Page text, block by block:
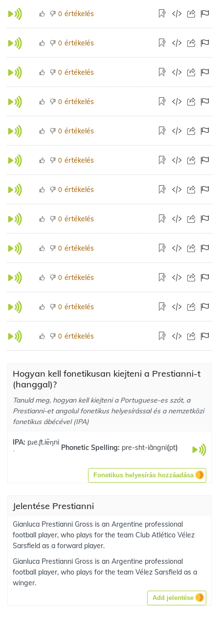
0 értékelés
0 értékelés
0 értékelés
0 értékelés
0 értékelés
0 értékelés
0 értékelés
0 értékelés
0 értékelés
0 értékelés
0 értékelés
0 értékelés
Hogyan kell fonetikusan kiejteni a Prestianni-t
(hanggal)?
Tanuld meg, hogyan kell kiejteni a Portuguese-es szót, a
Prestianni-et angolul fonetikus helyesírással és a nemzetközi
fonetikus ábécével (IPA)
IPA: pɹe.ʃt.iɐ̃ŋni
ˈ
Phonetic Spelling: pre-sht-iãngni(pt)
Fonetikus helyesírás hozzáadása
Jelentése Prestianni
Gianluca Prestianni Gross is an Argentine professional
football player, who plays for the team Club Atlético Vélez
Sarsfield as a forward player.
Gianluca Prestianni Gross is an Argentine professional
football player, who plays for the team Vélez Sarsfield as a
winger.
Add jelentése